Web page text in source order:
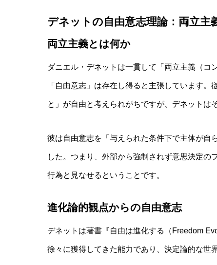
実験哲学とは？「直観の可塑性」研
デネットの自由意志理論：両立主
両立主義とは何か
ダニエル・デネットは一貫して「両立主義（コ
「自由意志」は存在し得ると主張しています
と」が自由と考えられがちですが、デネットは
彼は自由意志を「与えられた条件下で主体が自
した。つまり、外部から強制されず意思決定
行為と見なせるということです。
進化論的観点からの自由意志
デネットは著書『自由は進化する（Freedom
徐々に獲得してきた能力であり、決定論的な世